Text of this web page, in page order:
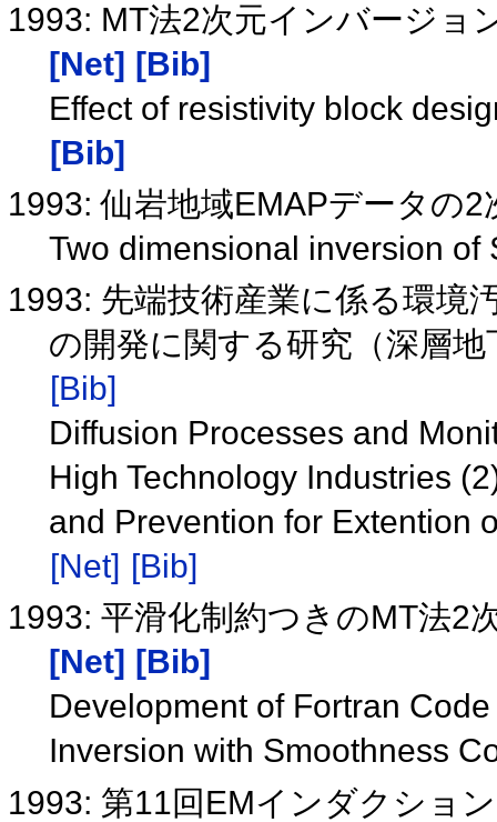
1993: MT法2次元インバージョ
[Net] [Bib]
Effect of resistivity block
[Bib]
1993: 仙岩地域EMAPデータの
Two dimensional inversion
1993: 先端技術産業に係る環境
の開発に関する研究（深層
[Bib]
Diffusion Processes and
High Technology Industries
and Prevention for Extention
[Net] [Bib]
1993: 平滑化制約つきのMT法2
[Net] [Bib]
Development of Fortran
Inversion with Smoothness
1993: 第11回EMインダクショ